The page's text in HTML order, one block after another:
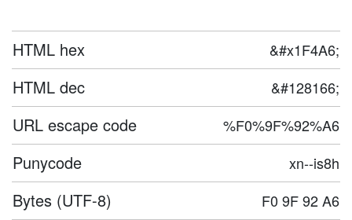
HTML hex &#x1F4A6;
HTML dec &#128166;
URL escape code %F0%9F%92%A6
Punycode xn--is8h
Bytes (UTF-8) F0 9F 92 A6